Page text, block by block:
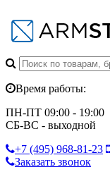
Время работы:
ПН-ПТ 09:00 - 19:00
СБ-ВС - выходной
+7 (495) 968-81-23
Заказать звонок